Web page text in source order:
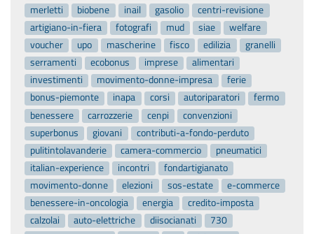
merletti
biobene inail gasolio
centri-revisione
artigiano-in-fiera
fotografi mud siae
welfare
voucher
upo mascherine fisco edilizia
granelli
serramenti
ecobonus imprese
alimentari
investimenti
movimento-donne-impresa
ferie
bonus-piemonte
inapa corsi autoriparatori
fermo
benessere
carrozzerie cenpi
convenzioni
superbonus
giovani
contributi-a-fondo-perduto
pulitintolavanderie
camera-commercio
pneumatici
italian-experience
incontri
fondartigianato
movimento-donne
elezioni sos-estate
e-commerce
benessere-in-oncologia
energia
credito-imposta
calzolai
auto-elettriche diisocianati
730